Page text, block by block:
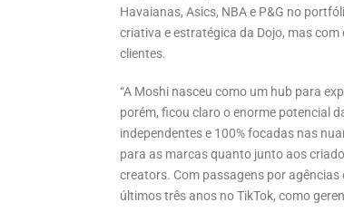
Havaianas, Asics, NBA e P&G no
criativa e estratégica da Dojo, mas
clientes.
“A Moshi nasceu como um hub para
porém, ficou claro o enorme potencial
independentes e 100% focadas nas
para as marcas quanto junto aos
creators. Com passagens por
últimos três anos no TikTok, como